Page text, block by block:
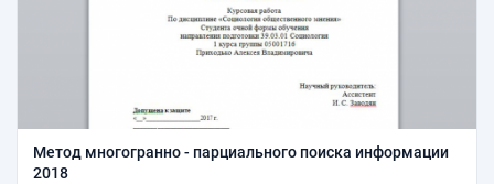
Метод многогранно - парциального поиска информации
2018